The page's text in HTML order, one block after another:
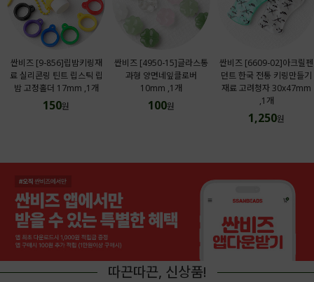
싼비즈 [9-856]립밤키링재
료 실리콘링 틴트 립스틱 립
밤 고정홀더 17mm ,1개
150원
싼비즈 [4950-15]글라스통
과형 양면네잎클로버
10mm ,1개
100원
싼비즈 [6609-02]아크릴펜
던트 한국 전통 키링만들기
재료 고려청자 30x47mm
,1개
1,250원
따끈따끈, 신상품!